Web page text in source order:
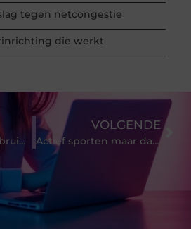
tegen netcongestie
die werkt
Uw zakelijk taalgebruik perfectioneren?
VOLGENDE
Actief sporten maar dan thuis